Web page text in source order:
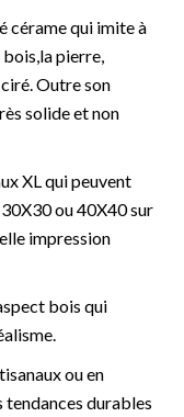
cérame qui imite à
pierre,
Outre son
solide et non
XL qui peuvent
ou 40X40 sur
impression
bois qui
ou en
durables